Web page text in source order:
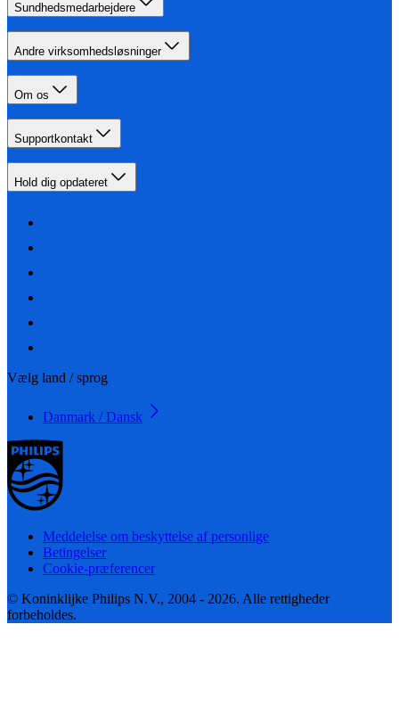
Sundhedsmedarbejdere
Andre virksomhedsløsninger
Om os
Supportkontakt
Hold dig opdateret
Vælg land / sprog
Danmark / Dansk
Meddelelse om beskyttelse af personlige
Betingelser
Cookie-præferencer
© Koninklijke Philips N.V., 2004 - 2026. Alle rettigheder
forbeholdes.